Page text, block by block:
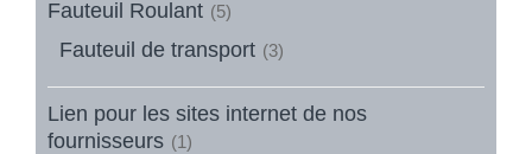
Fauteuil Roulant (5)
Fauteuil de transport (3)
Lien pour les sites internet de nos
fournisseurs (1)